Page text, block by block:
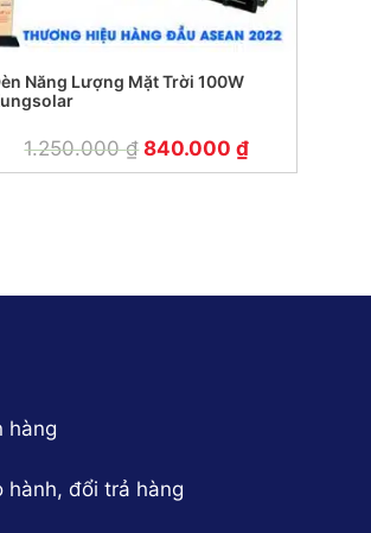
Năng Lượng Mặt Trời 100W
1.250.000₫ 840.000₫
hàng
hành, đổi trả hàng